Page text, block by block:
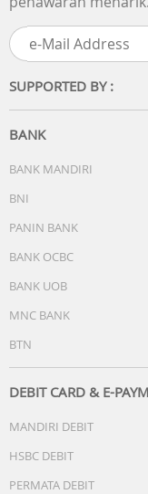
berventilasi baik.
dengan banyak
udara yang baik.
Nomor Registrasi
AKL 11402027646
Ukuran (size):
1. S : 76 - 90 cm (30
3. L : 96.5 - 111.5
826889900176
14 x 5.5 x 32 cm
SUPPORTED BY :
BANK
BANK MANDIRI
BNI
PANIN BANK
BANK OCBC
BANK UOB
MNC BANK
BTN
DEBIT CARD & E-
MANDIRI DEBIT
HSBC DEBIT
PERMATA DEBIT